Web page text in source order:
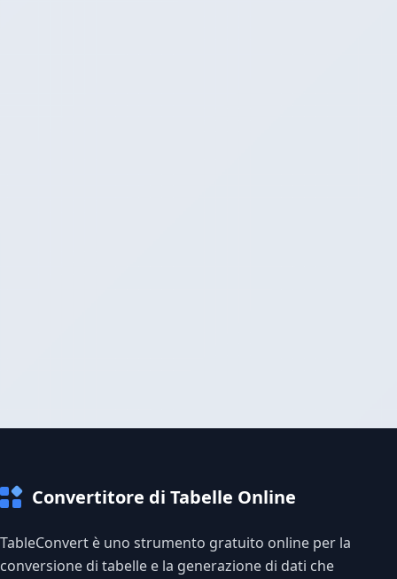
Convertitore di Tabelle Online
TableConvert è uno strumento gratuito online per la
conversione di tabelle e la generazione di dati che